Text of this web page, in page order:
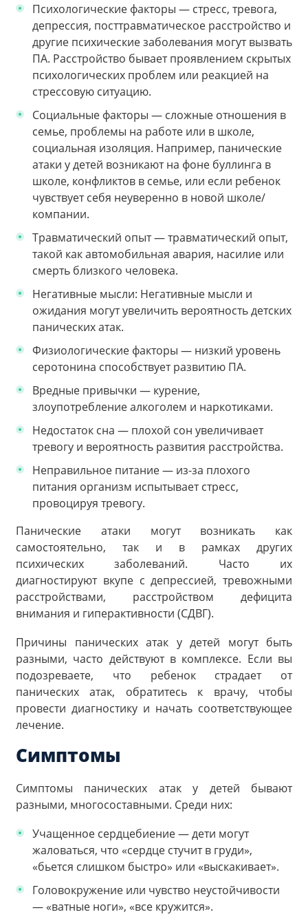
Психологические факторы — стресс, тревога,
депрессия, посттравматическое расстройство и
другие психические заболевания могут вызвать
ПА. Расстройство бывает проявлением скрытых
психологических проблем или реакцией на
стрессовую ситуацию.
Социальные факторы — сложные отношения в
семье, проблемы на работе или в школе,
социальная изоляция. Например, панические
атаки у детей возникают на фоне буллинга в
школе, конфликтов в семье, или если ребенок
чувствует себя неуверенно в новой школе/
компании.
Травматический опыт — травматический опыт,
такой как автомобильная авария, насилие или
смерть близкого человека.
Негативные мысли: Негативные мысли и
ожидания могут увеличить вероятность детских
панических атак.
Физиологические факторы — низкий уровень
серотонина способствует развитию ПА.
Вредные привычки — курение,
злоупотребление алкоголем и наркотиками.
Недостаток сна — плохой сон увеличивает
тревогу и вероятность развития расстройства.
Неправильное питание — из-за плохого
питания организм испытывает стресс,
провоцируя тревогу.
Панические атаки могут возникать как
самостоятельно, так и в рамках других
психических заболеваний. Часто их
диагностируют вкупе с депрессией, тревожными
расстройствами, расстройством дефицита
внимания и гиперактивности (СДВГ).
Причины панических атак у детей могут быть
разными, часто действуют в комплексе. Если вы
подозреваете, что ребенок страдает от
панических атак, обратитесь к врачу, чтобы
провести диагностику и начать соответствующее
лечение.
Симптомы
Симптомы панических атак у детей бывают
разными, многосоставными. Среди них:
Учащенное сердцебиение — дети могут
жаловаться, что «сердце стучит в груди»,
«бьется слишком быстро» или «выскакивает».
Головокружение или чувство неустойчивости
— «ватные ноги», «все кружится».